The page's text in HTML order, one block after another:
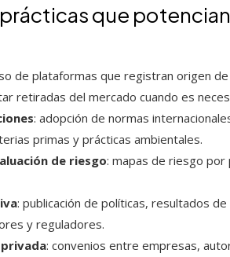
que
de plataformas que registran origen
retiradas del mercado cuando es
: adopción de normas
primas y prácticas ambientales.
de riesgo: mapas de riesgo por
: publicación de políticas, resultados
y reguladores.
: convenios entre empresas,